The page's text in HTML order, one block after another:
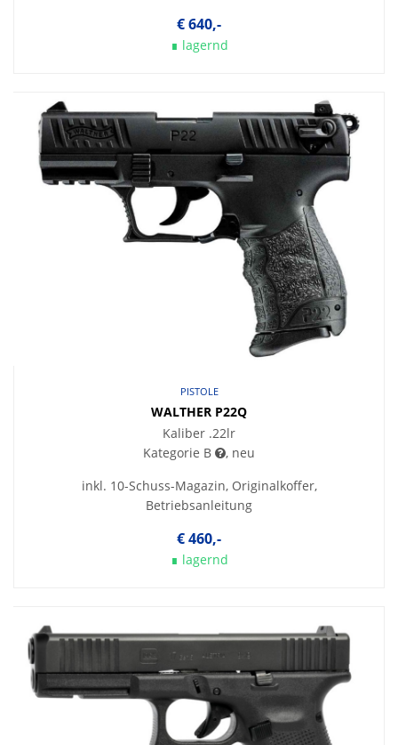
€ 640,-
∎ lagernd
PISTOLE
WALTHER P22Q
Kaliber .22lr
Kategorie B
, neu
inkl. 10-Schuss-Magazin, Originalkoffer,
Betriebsanleitung
€ 460,-
∎ lagernd